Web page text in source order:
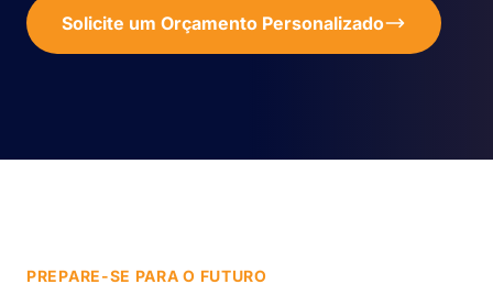
Solicite um Orçamento Personalizado
PREPARE-SE PARA O FUTURO